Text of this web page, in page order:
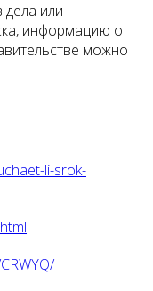
дела или
информацию о
можно
li-srok-